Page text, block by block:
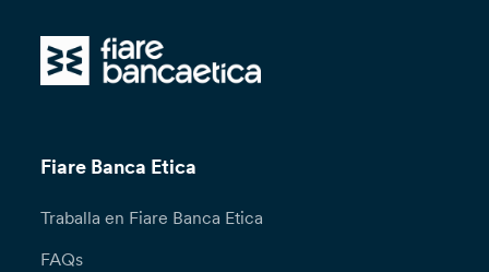
Fiare Banca Etica
Traballa en Fiare Banca Etica
FAQs